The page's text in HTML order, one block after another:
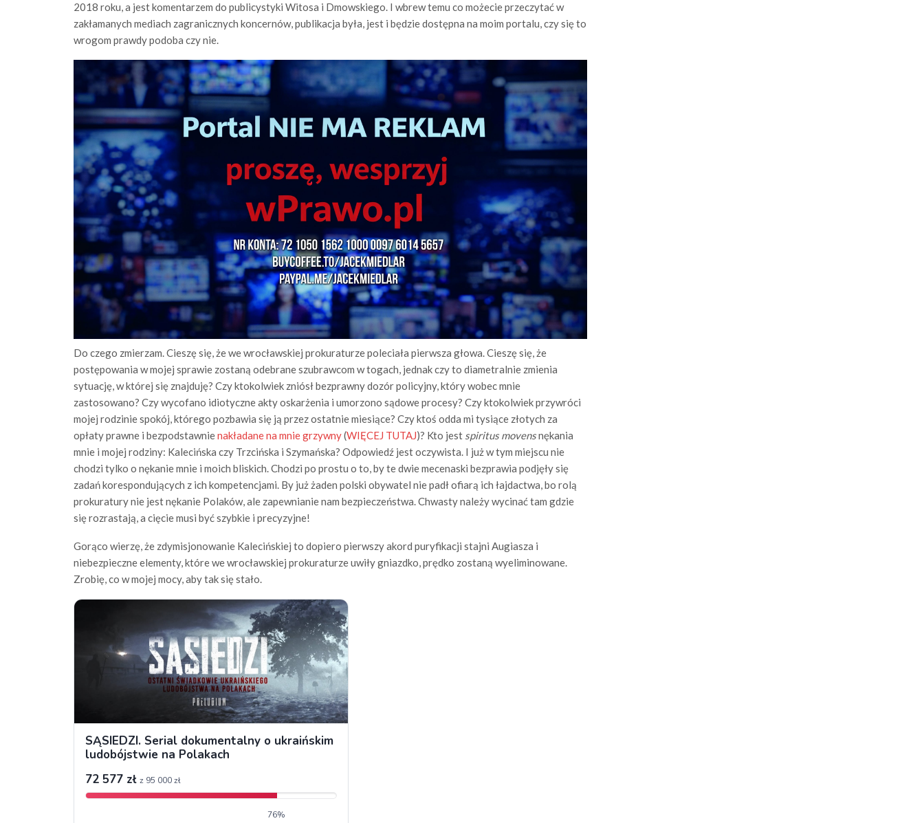
2018 roku, a jest komentarzem do publicystyki Witosa i Dmowskiego. I wbrew temu co możecie przeczytać w
zakłamanych mediach zagranicznych koncernów, publikacja była, jest i będzie dostępna na moim portalu, czy się to
wrogom prawdy podoba czy nie.
Do czego zmierzam. Cieszę się, że we wrocławskiej prokuraturze poleciała pierwsza głowa. Cieszę się, że
postępowania w mojej sprawie zostaną odebrane szubrawcom w togach, jednak czy to diametralnie zmienia
sytuację, w której się znajduję? Czy ktokolwiek zniósł bezprawny dozór policyjny, który wobec mnie
zastosowano? Czy wycofano idiotyczne akty oskarżenia i umorzono sądowe procesy? Czy ktokolwiek przywróci
mojej rodzinie spokój, którego pozbawia się ją przez ostatnie miesiące? Czy ktoś odda mi tysiące złotych za
opłaty prawne i bezpodstawnienakładane na mnie grzywny(WIĘCEJ TUTAJ)? Kto jest spiritus movensnękania
mnie i mojej rodziny: Kalecińska czy Trzcińska i Szymańska? Odpowiedź jest oczywista. I już w tym miejscu nie
chodzi tylko o nękanie mnie i moich bliskich. Chodzi po prostu o to, by te dwie mecenaski bezprawia podjęły się
zadań korespondujących z ich kompetencjami. By już żaden polski obywatel nie padł ofiarą ich łajdactwa, bo rolą
prokuratury nie jest nękanie Polaków, ale zapewnianie nam bezpieczeństwa. Chwasty należy wycinać tam gdzie
się rozrastają, a cięcie musi być szybkie i precyzyjne!
Gorąco wierzę, że zdymisjonowanie Kalecińskiej to dopiero pierwszy akord puryfikacji stajni Augiasza i
niebezpieczne elementy, które we wrocławskiej prokuraturze uwiły gniazdko, prędko zostaną wyeliminowane.
Zrobię, co w mojej mocy, aby tak się stało.